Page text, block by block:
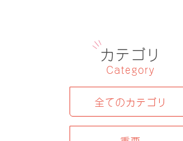
カテゴリ
Category
全てのカテゴリ